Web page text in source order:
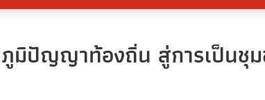
มิปัญญาท้องถิ่น สู่การเป็นชุ